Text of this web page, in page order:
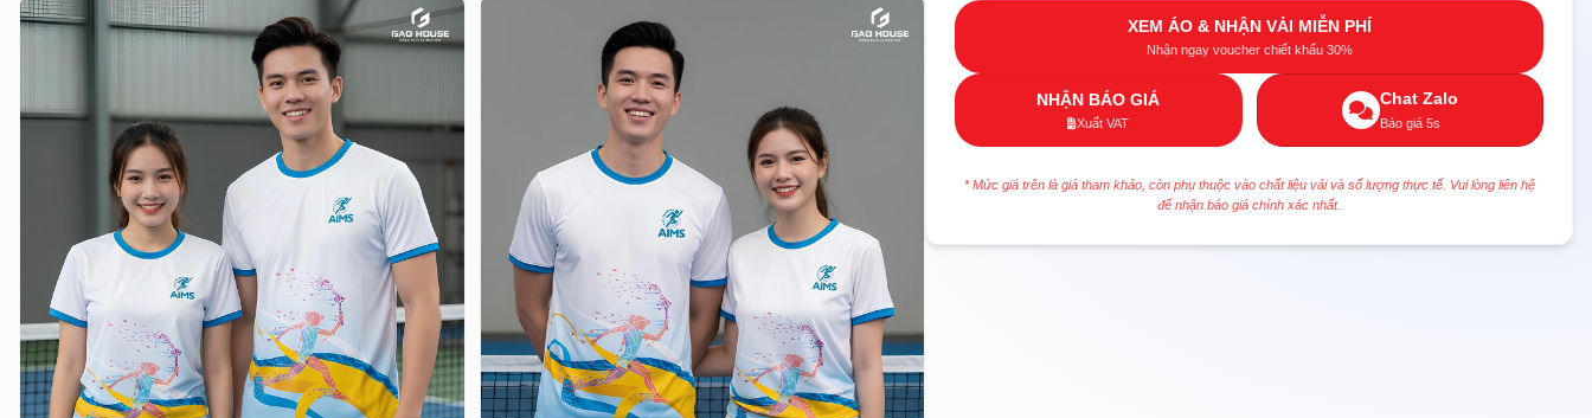
XEM ÁO & NHẬN VẢI MIỄN PHÍ
Nhận ngay voucher chiết khấu 30%
NHẬN BÁO GIÁ
Xuất VAT
Chat Zalo
Báo giá 5s
* Mức giá trên là giá tham khảo, còn phụ thuộc vào chất liệu vải và số lượng thực tế. Vui lòng liên hệ
để nhận báo giá chính xác nhất.